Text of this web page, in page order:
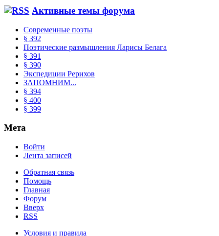
Активные темы форума
Современные поэты
§ 392
Поэтические размышления Ларисы Белага
§ 391
§ 390
Экспедиции Рерихов
ЗАПОМНИМ...
§ 394
§ 400
§ 399
Мета
Войти
Лента записей
Обратная связь
Помощь
Главная
Форум
Вверх
RSS
Условия и правила